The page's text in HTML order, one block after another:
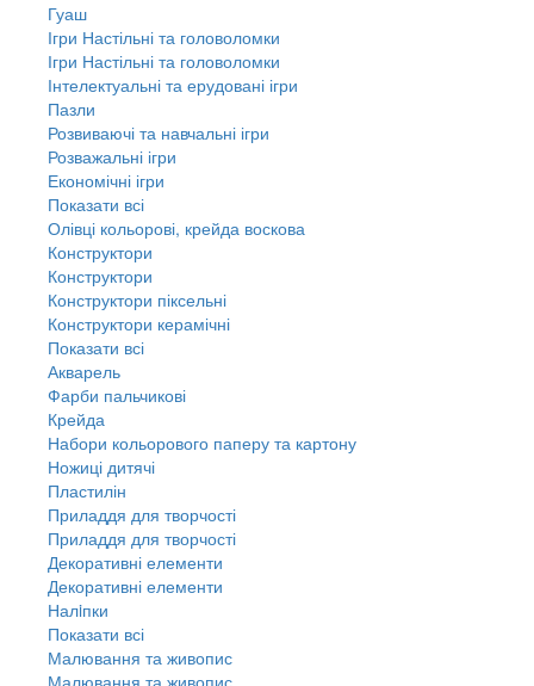
Гуаш
Ігри Настільні та головоломки
Ігри Настільні та головоломки
Інтелектуальні та ерудовані ігри
Пазли
Розвиваючі та навчальні ігри
Розважальні ігри
Економічні ігри
Показати всі
Олівці кольорові, крейда воскова
Конструктори
Конструктори
Конструктори піксельні
Конструктори керамічні
Показати всі
Акварель
Фарби пальчикові
Крейда
Набори кольорового паперу та картону
Ножиці дитячі
Пластилін
Приладдя для творчості
Приладдя для творчості
Декоративні елементи
Декоративні елементи
Налiпки
Показати всі
Малювання та живопис